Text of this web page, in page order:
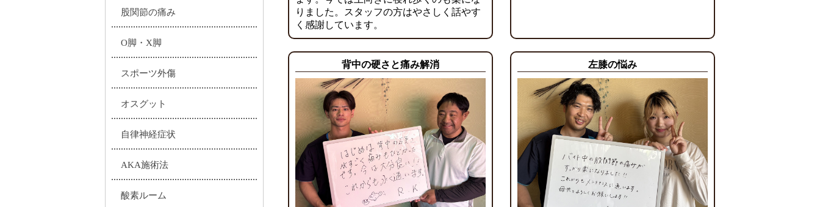
りました。スタッフの方はやさしく話やす
く感謝しています。
背中の硬さと痛み解消 左膝の悩み
股関節の痛み
O脚・X脚
スポーツ外傷
オスグット
自律神経症状
AKA施術法
酸素ルーム